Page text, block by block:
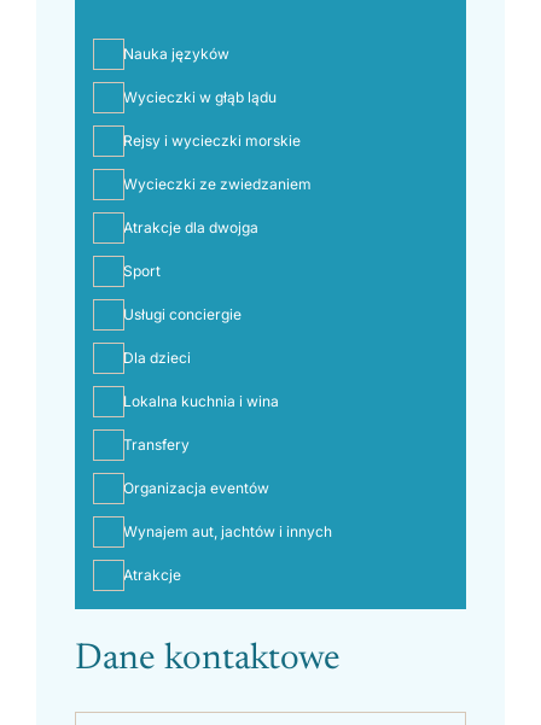
Nauka języków
Wycieczki w głąb lądu
Rejsy i wycieczki morskie
Wycieczki ze zwiedzaniem
Atrakcje dla dwojga
Sport
Usługi conciergie
Dla dzieci
Lokalna kuchnia i wina
Transfery
Organizacja eventów
Wynajem aut, jachtów i innych
Atrakcje
Dane kontaktowe